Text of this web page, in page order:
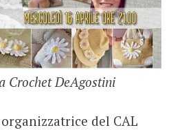
Crochet DeAgostini
del CAL